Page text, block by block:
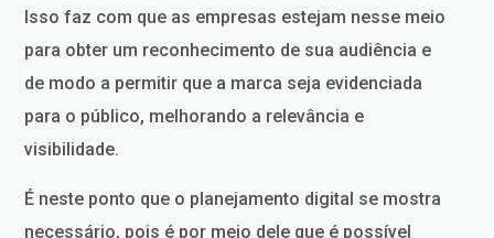
Isso faz com que as empresas estejam nesse meio
para obter um reconhecimento de sua audiência e
de modo a permitir que a marca seja evidenciada
para o público, melhorando a relevância e
visibilidade.
É neste ponto que o planejamento digital se mostra
necessário, pois é por meio dele que é possível